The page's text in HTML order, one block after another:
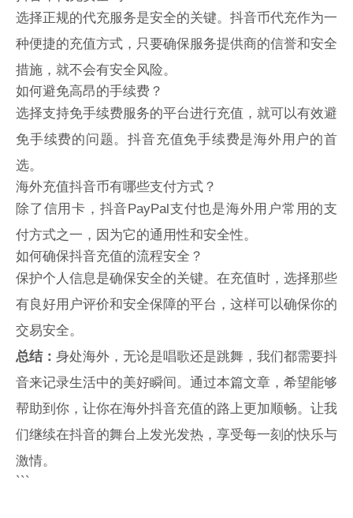
选择正规的代充服务是安全的关键。 抖音币代充作为一
种便捷的充值方式，只要确保服务提供商的信誉和安全
措施，就不会有安全风险。
如何避免高昂的手续费？
选择支持免手续费服务的平台进行充值，就可以有效避
免手续费的问题。抖音充值免手续费是海外用户的首
选。
海外充值抖音币有哪些支付方式？
除了信用卡， 抖音PayPal支付也是海外用户常用的支
付方式之一，因为它的通用性和安全性。
如何确保抖音充值的流程安全？
保护个人信息是确保安全的关键。在充值时，选择那些
有良好用户评价和安全保障的平台，这样可以确保你的
交易安全。
总结： 身处海外，无论是唱歌还是跳舞，我们都需要抖
音来记录生活中的美好瞬间。通过本篇文章，希望能够
帮助到你，让你在海外抖音充值的路上更加顺畅。让我
们继续在抖音的舞台上发光发热，享受每一刻的快乐与
激情。
```